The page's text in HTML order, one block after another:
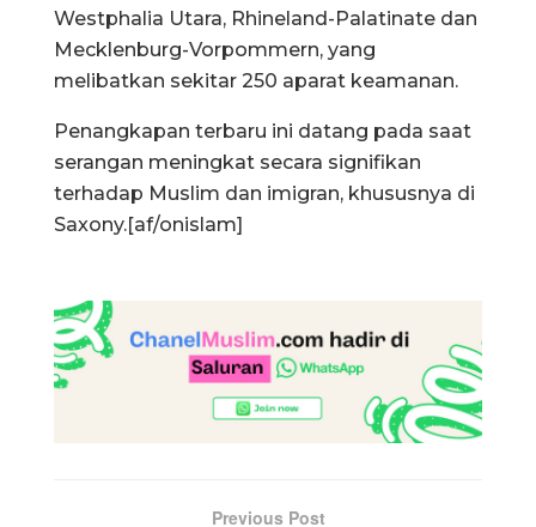
Westphalia Utara, Rhineland-Palatinate dan
Mecklenburg-Vorpommern, yang
melibatkan sekitar 250 aparat keamanan.
Penangkapan terbaru ini datang pada saat
serangan meningkat secara signifikan
terhadap Muslim dan imigran, khususnya di
Saxony.[af/onislam]
Previous Post